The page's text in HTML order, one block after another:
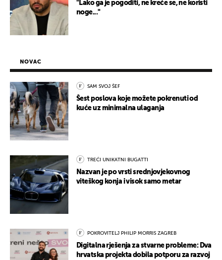
"Lako ga je pogoditi, ne kreće se, ne koristi
noge..."
NOVAC
SAM SVOJ ŠEF
Šest poslova koje možete pokrenuti od
kuće uz minimalna ulaganja
TREĆI UNIKATNI BUGATTI
Nazvan je po vrsti srednjovjekovnog
viteškog konja i visok samo metar
POKROVITELJ PHILIP MORRIS ZAGREB
Digitalna rješenja za stvarne probleme: Dva
hrvatska projekta dobila potporu za razvoj